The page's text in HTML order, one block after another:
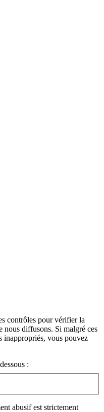
contrôles pour vérifier la
nous diffusons. Si malgré ces
inappropriés, vous pouvez
:
abusif est strictement